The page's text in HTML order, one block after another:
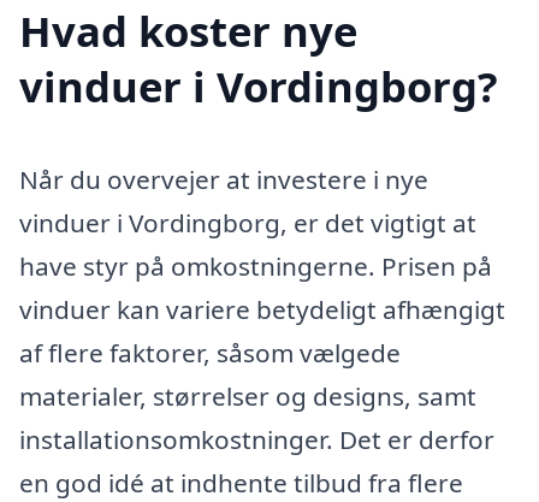
Hvad koster nye
vinduer i Vordingborg?
Når du overvejer at investere i nye
vinduer i Vordingborg, er det vigtigt at
have styr på omkostningerne. Prisen på
vinduer kan variere betydeligt afhængigt
af flere faktorer, såsom vælgede
materialer, størrelser og designs, samt
installationsomkostninger. Det er derfor
en god idé at indhente tilbud fra flere